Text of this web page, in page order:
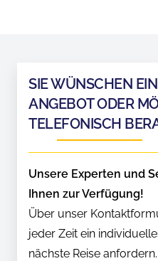
SIE WÜNSCHEN
ANGEBOT ODER
TELEFONISCH
Unsere Experten und
Ihnen zur Verfügung!
Über unser
jeder Zeit ein
nächste Reise